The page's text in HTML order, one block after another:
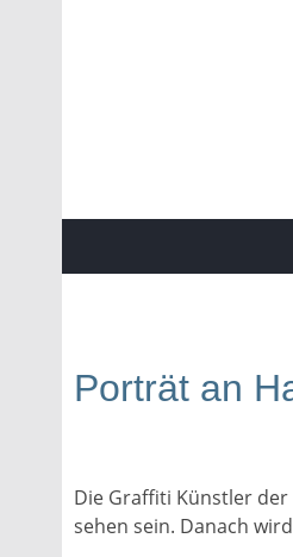
Porträt an
Die Graffiti Künstler
sehen sein. Danach